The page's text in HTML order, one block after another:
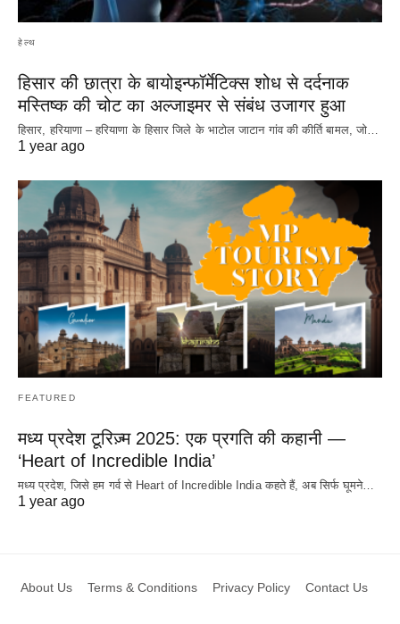
हेल्थ
हिसार की छात्रा के बायोइन्फॉर्मेटिक्स शोध से दर्दनाक
मस्तिष्क की चोट का अल्जाइमर से संबंध उजागर हुआ
हिसार, हरियाणा – हरियाणा के हिसार जिले के भाटोल जाटान गांव की कीर्ति बामल, जो…
1 year ago
FEATURED
मध्य प्रदेश टूरिज़्म 2025: एक प्रगति की कहानी —
‘Heart of Incredible India’
मध्य प्रदेश, जिसे हम गर्व से Heart of Incredible India कहते हैं, अब सिर्फ घूमने…
1 year ago
About Us Terms & Conditions Privacy Policy Contact Us